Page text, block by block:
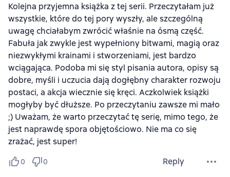
Kolejna przyjemna książka z tej serii. Przeczytałam już
wszystkie, które do tej pory wyszły, ale szczególną
uwagę chciałabym zwrócić właśnie na ósmą część.
Fabuła jak zwykle jest wypełniony bitwami, magią oraz
niezwykłymi krainami i stworzeniami, jest bardzo
wciągająca. Podoba mi się styl pisania autora, opisy są
dobre, myśli i uczucia dają dogłębny charakter rozwoju
postaci, a akcja wiecznie się kręci. Aczkolwiek książki
mogłyby być dłuższe. Po przeczytaniu zawsze mi mało
;) Uważam, że warto przeczytać tę serię, mimo tego, że
jest naprawdę spora objętościowo. Nie ma co się
zrażać, jest super!
0 0 Reply